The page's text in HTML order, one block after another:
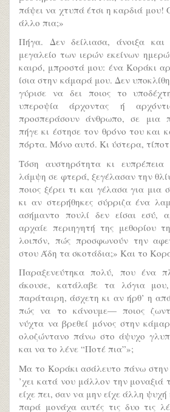
πάψει να χτυπά έτσι η καρδιά μου!
άλλο πια;»
Πήγα. Δεν δείλιασα, άνοιξα
μεγαλείο των ιερών εκείνων
καιρό, μπροστά μου: ένα Κοράκι
ίσια στην κάμαρά μου. Δεν
γύρισε να δει ποιος το
υπεροψία άρχοντας ή
προσπεράσουν άνθρωπο, σε μια
πήγε κι έστησε τον θρόνο του και
πόρτα. Μόνο αυτό. Κι ύστερα,
Τόση αυστηρότητα κι ευπρέπεια
λάμψη σε φτερά, ξεγέλασαν την
ποιος ξέρει τι και γέλασα για μια
κι αν στερήθηκες σύρριζα ένα
ασήμαντο πουλί δεν είσαι εσύ,
αρχαίε περιηγητή της μεθορίου
λοιπόν, πώς προσφωνούν την
στου Άδη τα σκοτάδια;» Και το
Παραξενεύτηκα πολύ, που ένα
άκουσε, κατάλαβε τα λόγια
παράταιρη, άσχετη κι αν ήρθ’ η
πώς να το κάνουμε— ποιος
νύχτα να βρεθεί μόνος στην
ολοζώντανο πάνω στο άψυχο
και να το λένε “Ποτέ πια”»;
Μα το Κοράκι ασάλευτο πάνω στην
’χει κατά νου μάλλον την μοναξιά
είχε πει, σαν να μην είχε άλλη
παρά μονάχα αυτές τις δυο τις